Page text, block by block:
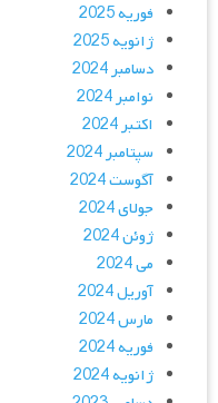
فوریه 2025
ژانویه 2025
دسامبر 2024
نوامبر 2024
اکتبر 2024
سپتامبر 2024
آگوست 2024
جولای 2024
ژوئن 2024
می 2024
آوریل 2024
مارس 2024
فوریه 2024
ژانویه 2024